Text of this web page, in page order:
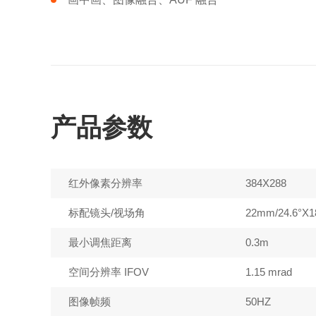
产品参数
红外像素分辨率 384X288
标配镜头/视场角 22mm/
最小调焦距离 0.3m
空间分辨率 IFOV 1.15 mrad
图像帧频 50HZ